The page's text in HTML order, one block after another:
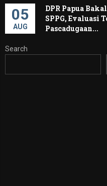
05
AUG
DPR Papua
SPPG, Evaluasi
Pascadugaan...
Search